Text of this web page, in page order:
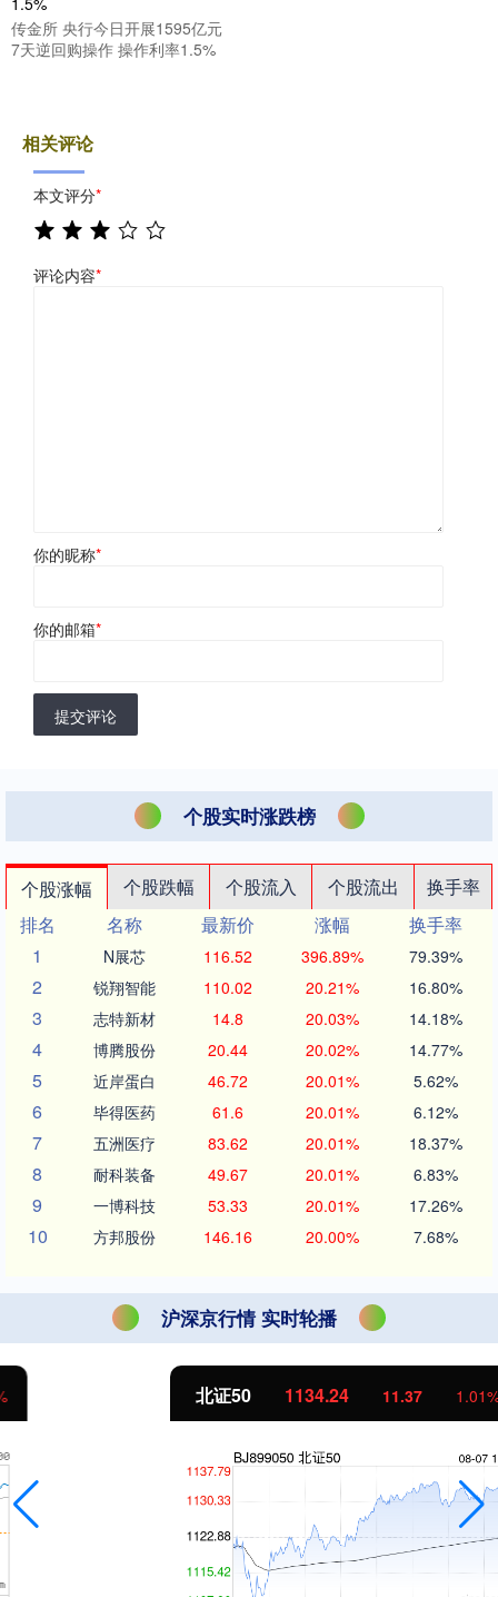
传金所 央行今日开展1595亿元
7天逆回购操作 操作利率1.5%
相关评论
本文评分*
评论内容*
你的昵称*
你的邮箱*
提交评论
个股实时涨跌榜
个股涨幅 个股跌幅 个股流入 个股流出
换手率
排名
名称 最新价 涨幅
换手率
1
N展芯 116.52 396.89% 79.39%
2 锐翔智能 110.02 20.21% 16.80%
3 志特新材 14.8 20.03% 14.18%
4 博腾股份 20.44 20.02% 14.77%
5 近岸蛋白 46.72 20.01% 5.62%
6 毕得医药 61.6 20.01% 6.12%
7 五洲医疗 83.62 20.01% 18.37%
8 耐科装备 49.67 20.01% 6.83%
9 一博科技 53.33 20.01% 17.26%
10 方邦股份 146.16 20.00% 7.68%
沪深京行情 实时轮播
1134.24 11.37 1.01%